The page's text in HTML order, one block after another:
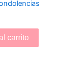
carrito